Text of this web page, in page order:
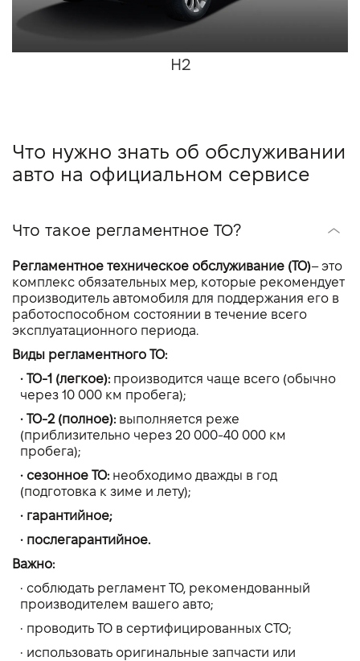
H2
Что нужно знать об обслуживании
авто на официальном сервисе
Что такое регламентное ТО?
Регламентное техническое обслуживание (ТО)– это
комплекс обязательных мер, которые рекомендует
производитель автомобиля для поддержания его в
работоспособном состоянии в течение всего
эксплуатационного периода.
Виды регламентного ТО:
• ТО-1 (легкое): производится чаще всего (обычно
через 10 000 км пробега);
• ТО-2 (полное): выполняется реже
(приблизительно через 20 000-40 000 км
пробега);
• сезонное ТО: необходимо дважды в год
(подготовка к зиме и лету);
• гарантийное;
• послегарантийное.
Важно:
• соблюдать регламент ТО, рекомендованный
производителем вашего авто;
• проводить ТО в сертифицированных СТО;
• использовать оригинальные запчасти или